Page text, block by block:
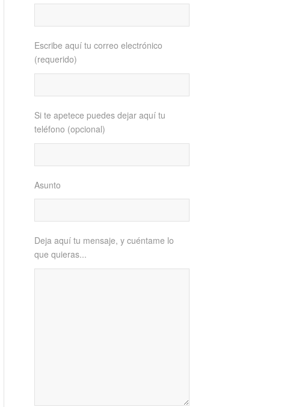
Escribe aquí tu correo electrónico
(requerido)
Si te apetece puedes dejar aquí tu
teléfono (opcional)
Asunto
Deja aquí tu mensaje, y cuéntame lo
que quieras...